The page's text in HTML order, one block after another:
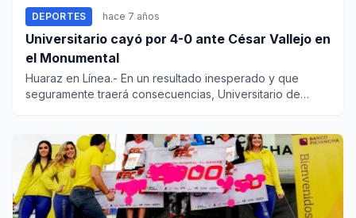
DEPORTES hace 7 años
Universitario cayó por 4-0 ante César Vallejo en
el Monumental
Huaraz en Línea.- En un resultado inesperado y que
seguramente traerá consecuencias, Universitario de